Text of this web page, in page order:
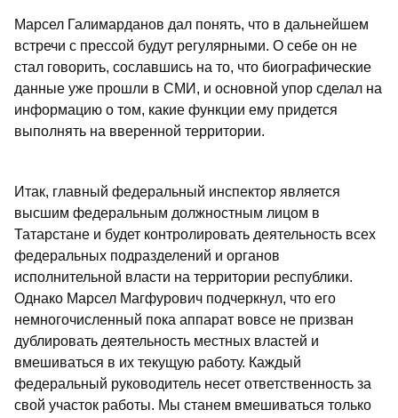
Марсел Галимарданов дал понять, что в дальнейшем
встречи с прессой будут регулярными. О себе он не
стал говорить, сославшись на то, что биографические
данные уже прошли в СМИ, и основной упор сделал на
информацию о том, какие функции ему придется
выполнять на вверенной территории.
Итак, главный федеральный инспектор является
высшим федеральным должностным лицом в
Татарстане и будет контролировать деятельность всех
федеральных подразделений и органов
исполнительной власти на территории республики.
Однако Марсел Магфурович подчеркнул, что его
немногочисленный пока аппарат вовсе не призван
дублировать деятельность местных властей и
вмешиваться в их текущую работу. Каждый
федеральный руководитель несет ответственность за
свой участок работы. Мы станем вмешиваться только